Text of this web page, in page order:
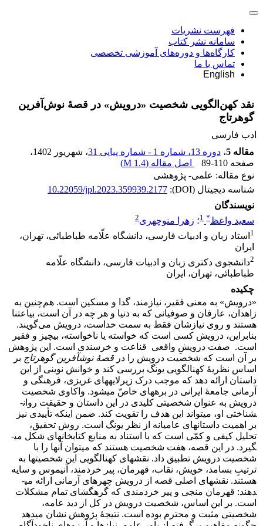
فهرست نشریات
سامانه نشر کتاب
کارگاه‌ها و دوره‌های آموزشی تخصصی
تماس با ما
English
نقد کهن‌الگویی شخصیت «درویش» در قصۀ نوش‌آفرین
گوهرتاج
ادب فارسی
مقاله 5
، دوره 13، شماره 1 - شماره پیاپی 31 ، شهریور 1402
،
صفحه 89-110 اصل مقاله (1.4 M
)
نوع مقاله: علمی- پژوهشی
شناسه دیجیتال (DOI):
10.22059/jpl.2023.359939.2177
نویسندگان
سعید واعظ*
1؛ زهرا منوچهری2
1 استاد زبان و ادبیات فارسی، دانشگاه علّامه طباطبائی، تهران،
ایران
2دانشجوی دکتری زبان و ادبیات فارسی، دانشگاه علّامه
طباطبائی، تهران، ایران
چکیده
«درویش» به معنی فقیر، نیازمند، گدا و مسکین است. هم‌چنین به
زاهدان، عارفان و صوفیانی که به دنیا و هر چه در آن است، بی­اعتنا
هستند و روی نیازشان فقط به سمت خداست، درویش می‌گویند.
بنابراین، درویش کسی است که خواسته یا ناخواسته، بی­چیز و فقیر
است. صفت درویشِ واقعی قناعت و خرسندی است. این پژوهش
بر آن است که شخصیت درویش را در قصۀ نوش­آفرین گوهرتاج بر
اساس نظریۀ کهن­الگویی یونگ بررسی کند و خوانش نوینی از این
داستان ارائه دهد که موجب درک زیرلایه­های غریزی، فرهنگی و
آرمانی جامعۀ ایرانی در برهه­ای خاصّ می­شود. واکاوی شخصیت
درویش به عنوان شخصیتی کلیدی در این داستان­ و حقیقت روان­
شناختی او، می­تواند این هدف را تقویت کند. ضمن این­که تأییدی نیز
بر اهمیت داستان­های عامیانه از نظر یونگ است. روش تحقیق،
تحلیل کیفی و کمّی است که با استناد به منابع کتابخانه­ای شکل می­
گیرد. در این قصه، هفت شخصیت هستند که می­توان آن­ها را با
شخصیت درویش تطبیق داد. نقش­های کهن­الگویی این شخصیت­ها به
ترتیبِ بسامد، خویش، نقاب، قهرمان، پیر خردمند، آنیموس و سایه
هستند. نقش­های اصلی قصه از درویش چهره­ای آرمانی ارائه می­
دهند: قهرمان منجی و پیر خردمندی که گره­گشای تمام مشکلات
است. بر این اساس، شخصیت درویش در کل از دید عامه،
شخصیتی مثبت و محترم بوده است. نتیجۀ پژوهش نشان می­دهد